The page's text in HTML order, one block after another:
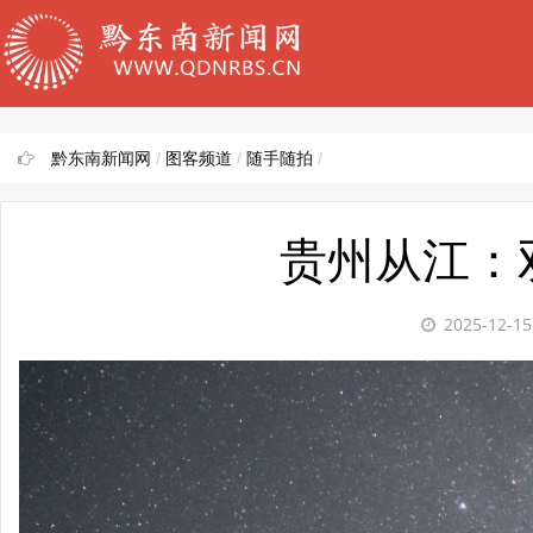
黔东南新闻网 / 图客频道 / 随手随拍 /
贵州从江：
2025-12-